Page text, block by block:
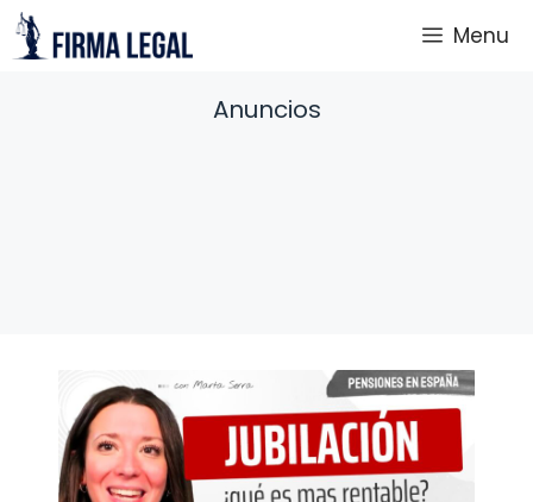
Saltar
al
Menu
Anuncios